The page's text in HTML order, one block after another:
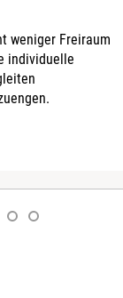
weniger Freiraum
individuelle